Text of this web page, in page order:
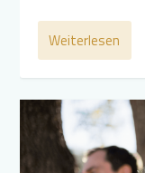
Weiterlesen